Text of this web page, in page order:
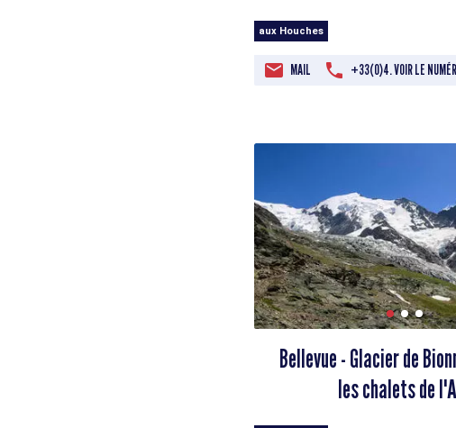
aux Houches
MAIL +33(0)4. VOIR LE
Bellevue - Glacier de
les chalets de